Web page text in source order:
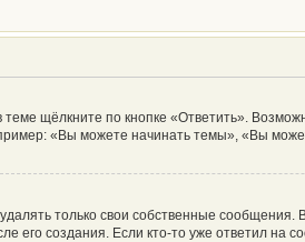
щёлкните по кнопке «Ответить».
«Вы можете начинать темы», «Вы
только свои собственные
его создания. Если кто-то уже ответил на